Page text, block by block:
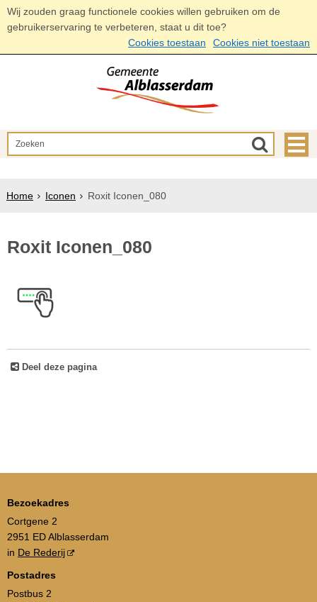
Wij zouden graag functionele cookies willen gebruiken om de
gebruikerservaring te verbeteren, staat u dit toe?
Cookies toestaan
Cookies niet toestaan
Home Iconen Roxit Iconen_080
Roxit Iconen_080
Deel deze pagina
Bezoekadres
Cortgene 2
2951 ED Alblasserdam
in De Rederij
Postadres
Postbus 2